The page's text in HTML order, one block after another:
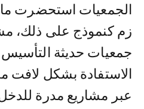
الجمعيات استحضرت ما
زم كنموذج على ذلك،
جمعيات حديثة
الاستفادة بشكل لافت
عبر مشاريع مدرة